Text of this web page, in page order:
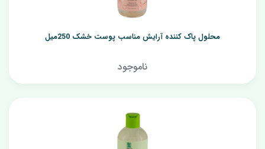
محلول پاک کننده آرایش مناسب پوست خشک 250میل
ناموجود